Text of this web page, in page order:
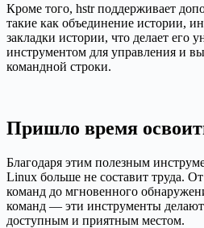
Кроме того, hstr поддерживает
такие как объединение истории,
закладки истории, что делает его
инструментом для управления и
командной строки.
Пришло время
Благодаря этим полезным
Linux больше не составит труда.
команд до мгновенного
команд — эти инструменты
доступным и приятным местом.